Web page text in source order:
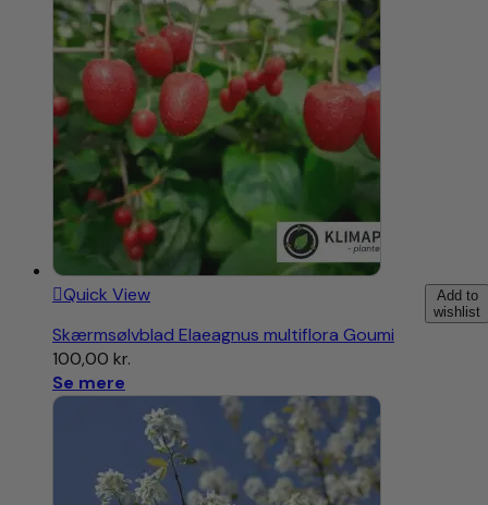
Add to
wishlist
Quick View
Skærmsølvblad Elaeagnus multiflora Goumi
100,00 kr.
Se mere